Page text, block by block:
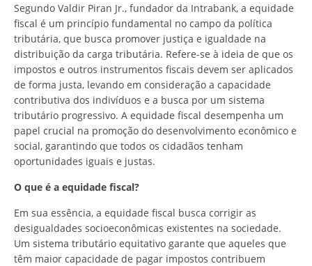
Segundo Valdir Piran Jr., fundador da Intrabank, a equidade
fiscal é um princípio fundamental no campo da política
tributária, que busca promover justiça e igualdade na
distribuição da carga tributária. Refere-se à ideia de que os
impostos e outros instrumentos fiscais devem ser aplicados
de forma justa, levando em consideração a capacidade
contributiva dos indivíduos e a busca por um sistema
tributário progressivo. A equidade fiscal desempenha um
papel crucial na promoção do desenvolvimento econômico e
social, garantindo que todos os cidadãos tenham
oportunidades iguais e justas.
O que é a equidade fiscal?
Em sua essência, a equidade fiscal busca corrigir as
desigualdades socioeconômicas existentes na sociedade.
Um sistema tributário equitativo garante que aqueles que
têm maior capacidade de pagar impostos contribuem